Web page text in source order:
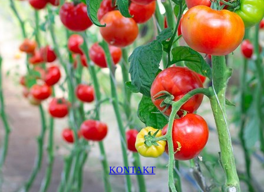
KONTAKT